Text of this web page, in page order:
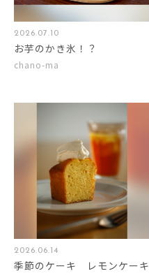
2026.07.10
お芋のかき氷！？
chano-ma
2026.06.14
季節のケーキ レモンケーキ